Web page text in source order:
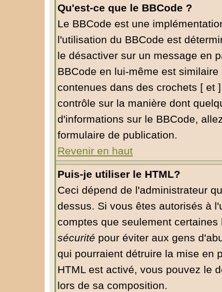
Qu'est-ce que le BBCode ?
Le BBCode est une
l'utilisation du BBCode est
le désactiver sur un message en
BBCode en lui-même est
contenues dans des crochets [ et
contrôle sur la manière dont
d'informations sur le BBCode,
formulaire de publication.
Revenir en haut
Puis-je utiliser le HTML?
Ceci dépend de l'administrateur
dessus. Si vous êtes autorisés à
comptes que seulement
sécurité pour éviter aux gens
qui pourraient détruire la mise en
HTML est activé, vous pouvez le
lors de sa composition.